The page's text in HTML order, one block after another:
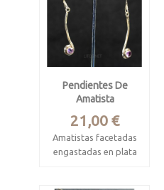
Pendientes De
Amatista
Precio
21,00 €
Amatistas facetadas
engastadas en plata